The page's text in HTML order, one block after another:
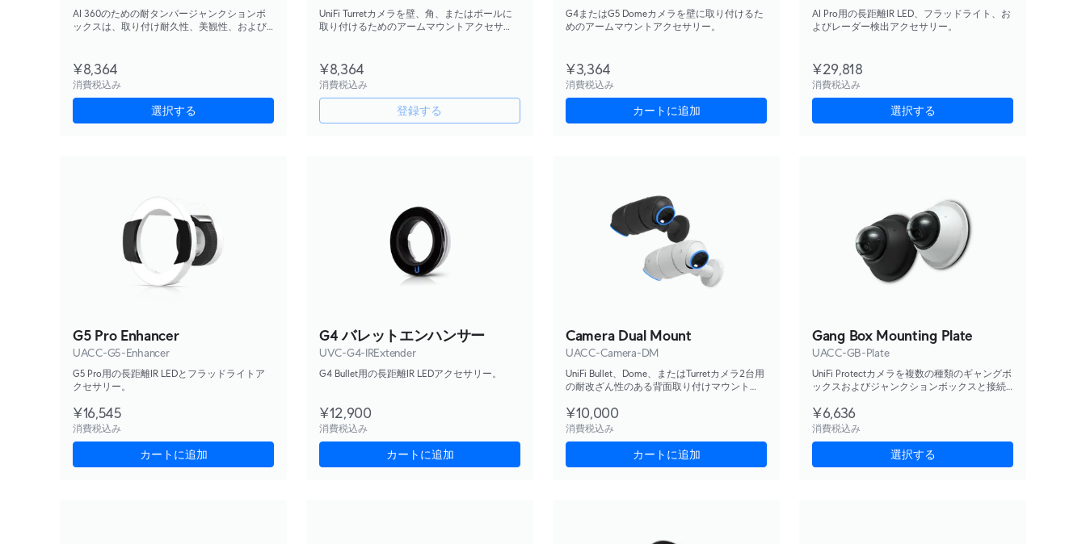
AI 360のための耐タンパージャンクションボ
ックスは、取り付け耐久性、美観性、および
¥8,364
消費税込み
選択する
UniFi Turretカメラを壁、角、またはポールに
取り付けるためのアームマウントアクセサ
¥8,364
消費税込み
登録する
G4またはG5 Domeカメラを壁に取り付けるた
めのアームマウントアクセサリー。
¥3,364
消費税込み
カートに追加
AI Pro用の長距離IR LED、フラッドライト、お
よびレーダー検出アクセサリー。
¥29,818
消費税込み
選択する
G5 Pro Enhancer
UACC-G5-Enhancer
G5 Pro用の長距離IR LEDとフラッドライトア
クセサリー。
¥16,545
消費税込み
カートに追加
G4 バレットエンハンサー
UVC-G4-IRExtender
G4 Bullet用の長距離IR LEDアクセサリー。
¥12,900
消費税込み
カートに追加
Camera Dual Mount
UACC-Camera-DM
UniFi Bullet、Dome、またはTurretカメラ2台用
の耐改ざん性のある背面取り付けマウント
込み管への取り付けをサポートします。
¥10,000
消費税込み
カートに追加
Gang Box Mounting Plate
UACC-GB-Plate
UniFi Protectカメラを複数の種類のギャングボ
ックスおよびジャンクションボックスと接続
¥6,636
消費税込み
選択する